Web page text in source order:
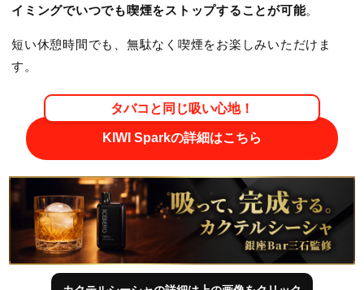
イミングでいつでも喫煙をストップすることが可能。
短い休憩時間でも、無駄なく喫煙をお楽しみいただけま
す。
タバコと同じ吸い心地！
KIWI Sparkの詳細はこちら